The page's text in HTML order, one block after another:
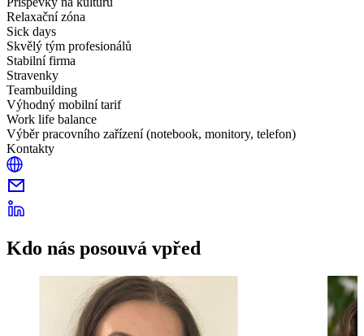
Relaxační zóna
Sick days
Skvělý tým profesionálů
Stabilní firma
Stravenky
Teambuilding
Výhodný mobilní tarif
Work life balance
Výběr pracovního zařízení (notebook, monitory, telefon)
Kontakty
Kdo nás posouvá vpřed